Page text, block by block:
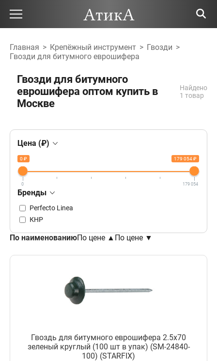
Главная > Крепёжный инструмент > Гвозди >
Гвозди для битумного еврошифера
Гвозди для битумного
еврошифера оптом купить в
Москве
Найдено
1 товар
Цена (₽)
0 ₽ 179 054 ₽
0 179 054
Бренды
Perfecto Linea
КНР
По наименованиюПо цене ▲ По цене ▼
Гвоздь для битумного еврошифера 2.5х70
зеленый круглый (100 шт в упак) (SM-24840-
100) (STARFIX)